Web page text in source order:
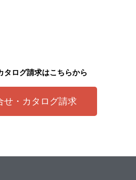
タログ請求はこちらから
せ・カタログ請求